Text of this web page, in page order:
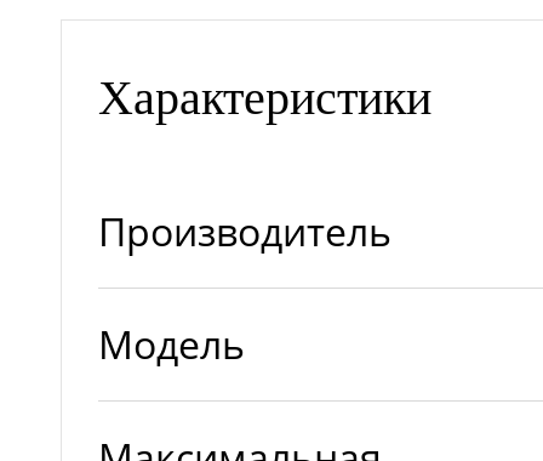
Характеристики
Производитель
Модель